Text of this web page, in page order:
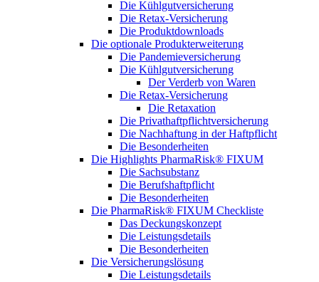
Die Kühlgutversicherung
Die Retax-Versicherung
Die Produktdownloads
Die optionale Produkterweiterung
Die Pandemieversicherung
Die Kühlgutversicherung
Der Verderb von Waren
Die Retax-Versicherung
Die Retaxation
Die Privathaftpflichtversicherung
Die Nachhaftung in der Haftpflicht
Die Besonderheiten
Die Highlights PharmaRisk® FIXUM
Die Sachsubstanz
Die Berufshaftpflicht
Die Besonderheiten
Die PharmaRisk® FIXUM Checkliste
Das Deckungskonzept
Die Leistungsdetails
Die Besonderheiten
Die Versicherungslösung
Die Leistungsdetails